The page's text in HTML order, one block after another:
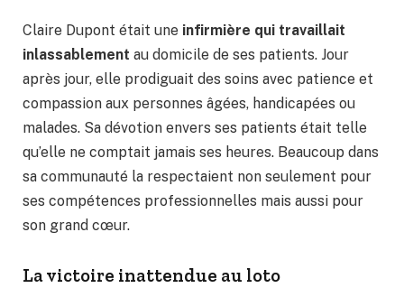
Claire Dupont était une infirmière qui travaillait
inlassablement au domicile de ses patients. Jour
après jour, elle prodiguait des soins avec patience et
compassion aux personnes âgées, handicapées ou
malades. Sa dévotion envers ses patients était telle
qu’elle ne comptait jamais ses heures. Beaucoup dans
sa communauté la respectaient non seulement pour
ses compétences professionnelles mais aussi pour
son grand cœur.
La victoire inattendue au loto